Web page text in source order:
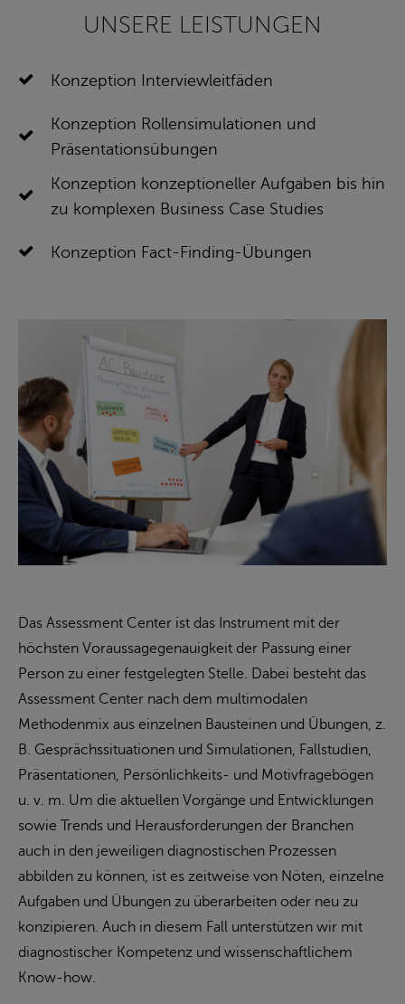
UNSERE LEISTUNGEN
Konzeption Interviewleitfäden
Konzeption Rollensimulationen und
Präsentationsübungen
Konzeption konzeptioneller Aufgaben bis hin
zu komplexen Business Case Studies
Konzeption Fact-Finding-Übungen
Das Assessment Center ist das Instrument mit der
höchsten Voraussagegenauigkeit der Passung einer
Person zu einer festgelegten Stelle. Dabei besteht das
Assessment Center nach dem multimodalen
Methodenmix aus einzelnen Bausteinen und Übungen, z.
B. Gesprächssituationen und Simulationen, Fallstudien,
Präsentationen, Persönlichkeits- und Motivfragebögen
u. v. m. Um die aktuellen Vorgänge und Entwicklungen
sowie Trends und Herausforderungen der Branchen
auch in den jeweiligen diagnostischen Prozessen
abbilden zu können, ist es zeitweise von Nöten, einzelne
Aufgaben und Übungen zu überarbeiten oder neu zu
konzipieren. Auch in diesem Fall unterstützen wir mit
diagnostischer Kompetenz und wissenschaftlichem
Know-how.